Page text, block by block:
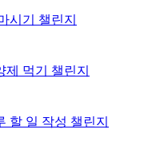
시기 챌린지
제 먹기 챌린지
할 일 작성 챌린지